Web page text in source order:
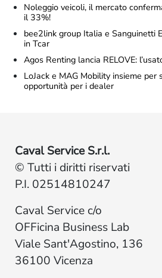
Noleggio veicoli, il mercato
il 33%!
bee2link group Italia e Sanguinetti
in Tcar
Agos Renting lancia RELOVE:
LoJack e MAG Mobility insieme per
opportunità per i dealer
Caval Service S.r.l.
© Tutti i diritti riservati
P.I. 02514810247
Caval Service c/o
OFFicina Business Lab
Viale Sant'Agostino, 136
36100 Vicenza